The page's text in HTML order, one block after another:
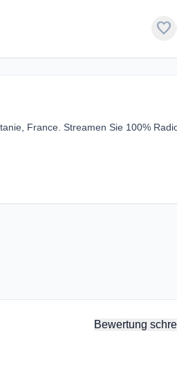
favorite
France. Streamen Sie 100%
Bewertung